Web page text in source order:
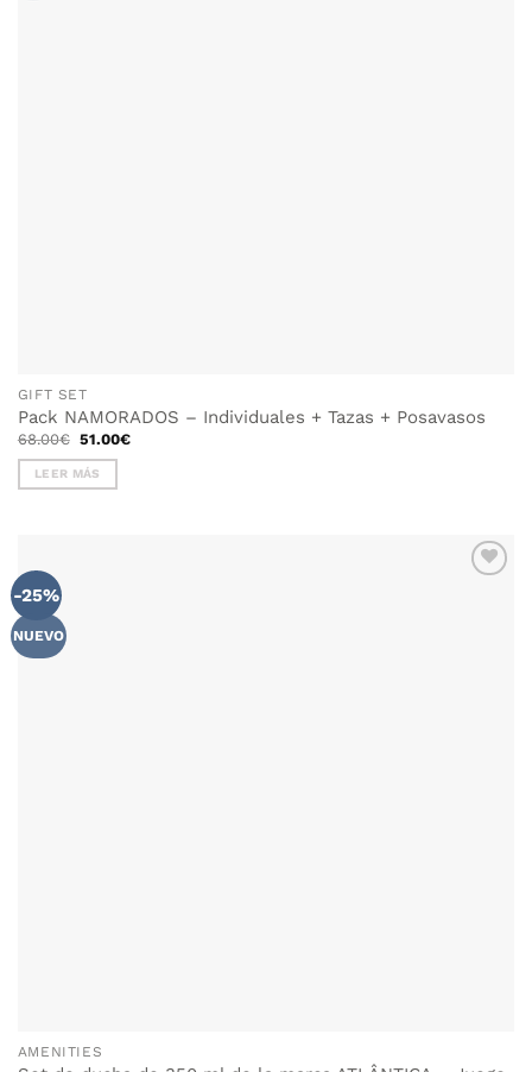
GIFT SET
Pack NAMORADOS – Individuales + Tazas + Posavasos
68.00€ El
original
era:
68.00€.
51.00€El
LEER MÁS
-25%
NUEVO
AMENITIES